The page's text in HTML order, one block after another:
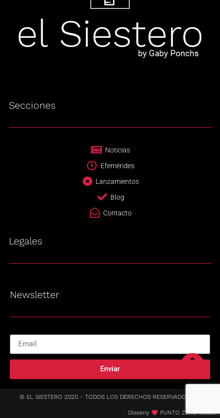
Secciones
Noticias
Efemérides
Lanzamientos
Blog
Contacto
Legales
Newsletter
Enviar
© EL SIESTERO 2020 - TODOS LOS DERECHOS RESERVADOS
Disseny PUNTO ZERO Visual